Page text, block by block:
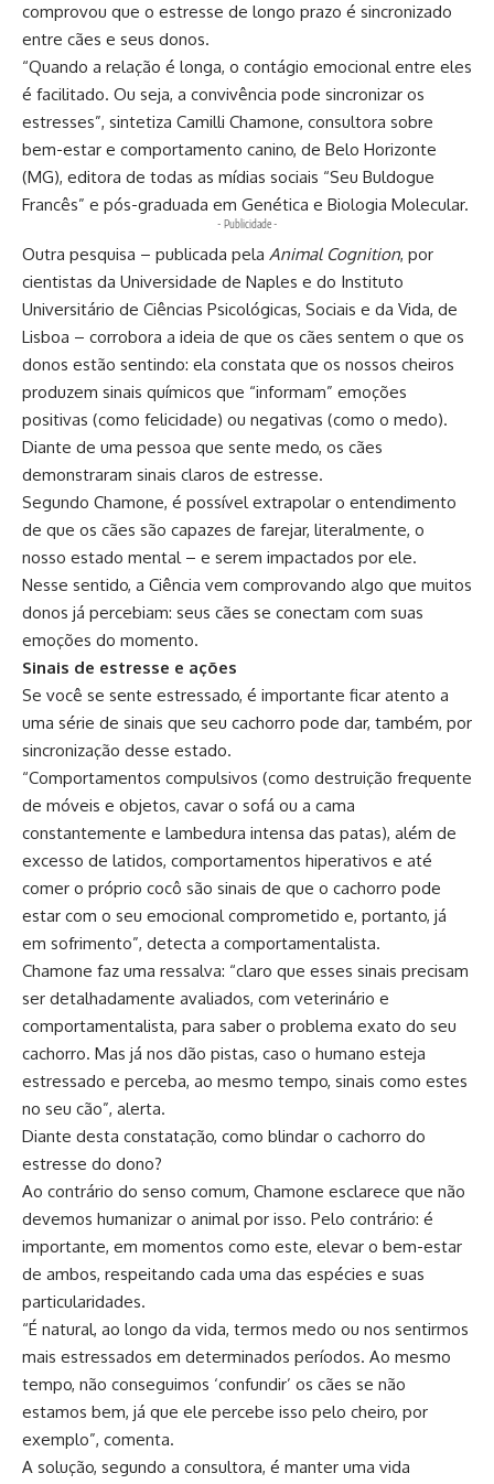
comprovou que o estresse de longo prazo é sincronizado
entre cães e seus donos.
“Quando a relação é longa, o contágio emocional entre eles
é facilitado. Ou seja, a convivência pode sincronizar os
estresses”, sintetiza Camilli Chamone, consultora sobre
bem-estar e comportamento canino, de Belo Horizonte
(MG), editora de todas as mídias sociais “Seu Buldogue
Francês” e pós-graduada em Genética e Biologia Molecular.
- Publicidade -
Outra pesquisa – publicada pela Animal Cognition, por
cientistas da Universidade de Naples e do Instituto
Universitário de Ciências Psicológicas, Sociais e da Vida, de
Lisboa – corrobora a ideia de que os cães sentem o que os
donos estão sentindo: ela constata que os nossos cheiros
produzem sinais químicos que “informam” emoções
positivas (como felicidade) ou negativas (como o medo).
Diante de uma pessoa que sente medo, os cães
demonstraram sinais claros de estresse.
Segundo Chamone, é possível extrapolar o entendimento
de que os cães são capazes de farejar, literalmente, o
nosso estado mental – e serem impactados por ele.
Nesse sentido, a Ciência vem comprovando algo que muitos
donos já percebiam: seus cães se conectam com suas
emoções do momento.
Sinais de estresse e ações
Se você se sente estressado, é importante ficar atento a
uma série de sinais que seu cachorro pode dar, também, por
sincronização desse estado.
“Comportamentos compulsivos (como destruição frequente
de móveis e objetos, cavar o sofá ou a cama
constantemente e lambedura intensa das patas), além de
excesso de latidos, comportamentos hiperativos e até
comer o próprio cocô são sinais de que o cachorro pode
estar com o seu emocional comprometido e, portanto, já
em sofrimento”, detecta a comportamentalista.
Chamone faz uma ressalva: “claro que esses sinais precisam
ser detalhadamente avaliados, com veterinário e
comportamentalista, para saber o problema exato do seu
cachorro. Mas já nos dão pistas, caso o humano esteja
estressado e perceba, ao mesmo tempo, sinais como estes
no seu cão”, alerta.
Diante desta constatação, como blindar o cachorro do
estresse do dono?
Ao contrário do senso comum, Chamone esclarece que não
devemos humanizar o animal por isso. Pelo contrário: é
importante, em momentos como este, elevar o bem-estar
de ambos, respeitando cada uma das espécies e suas
particularidades.
“É natural, ao longo da vida, termos medo ou nos sentirmos
mais estressados em determinados períodos. Ao mesmo
tempo, não conseguimos ‘confundir’ os cães se não
estamos bem, já que ele percebe isso pelo cheiro, por
exemplo”, comenta.
A solução, segundo a consultora, é manter uma vida